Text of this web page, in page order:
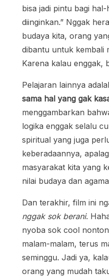
bisa jadi pintu bagi
diinginkan.” Nggak
budaya kita, orang
dibantu untuk kembali
Karena kalau enggak,
Pelajaran lainnya
sama hal yang gak
menggambarkan
logika enggak selalu
spiritual yang juga
keberadaannya,
masyarakat kita yang
nilai budaya dan
Dan terakhir, film ini
nggak sok berani.
nyoba sok cool
malam-malam, terus
seminggu. Jadi ya,
orang yang mudah